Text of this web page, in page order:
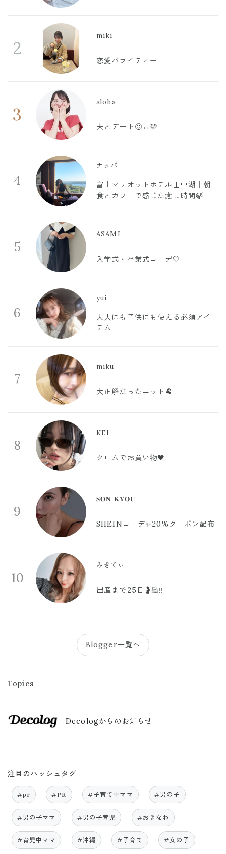
2
miki
恋愛バライティー
3
aloha
夫とデート🙂‍↔️🩷
4
ナッパ
富士マリオットホテル山中湖｜朝
食とカフェで感じた癒し時間🍃
5
ASAMI
入学式・卒業式コーデ🤍
6
yui
大人にも子供にも使える必須アイ
テム
7
miku
大正解だったニット🐏
8
KEI
クロムでお買い物🖤
9
𝐒𝐎𝐍 𝐊𝐘𝐎𝐔
SHEINコーデ✨20%クーポン配布
10
みきてぃ
出産まで25日🤰🏻‼️
Blogger一覧へ
Topics
Decologからのお知らせ
注目のハッシュタグ
#pr #PR #子育て中ママ #男の子
#男の子ママ #男の子育児 #おきなわ
#育児中ママ #沖縄 #子育て #女の子